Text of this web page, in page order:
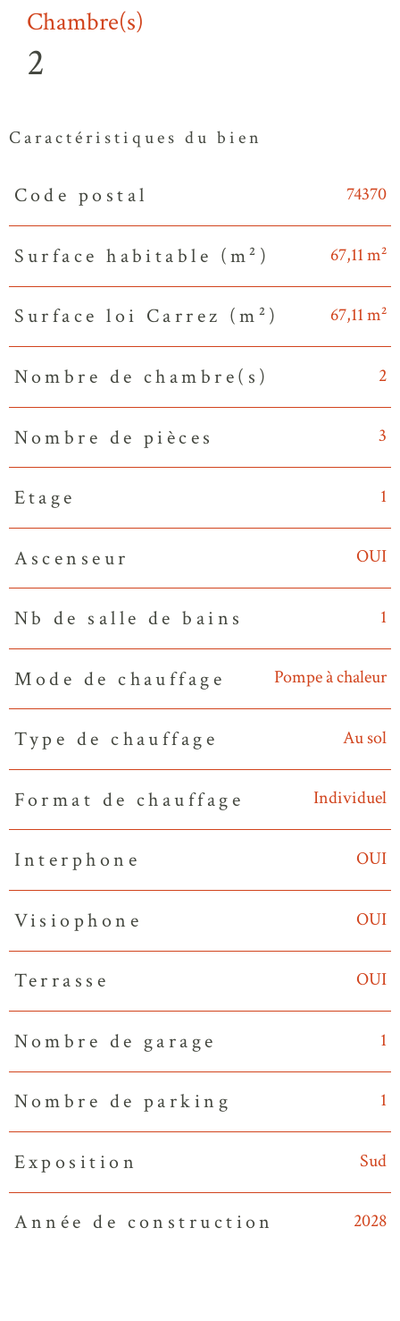
Chambre(s)
2
Caractéristiques du bien
Caractéristiques Valeurs
Code postal 74370
Surface habitable (m²) 67,11 m²
Surface loi Carrez (m²) 67,11 m²
Nombre de chambre(s) 2
Nombre de pièces 3
Etage 1
Ascenseur OUI
Nb de salle de bains 1
Mode de chauffage Pompe à chaleur
Type de chauffage Au sol
Format de chauffage Individuel
Interphone OUI
Visiophone OUI
Terrasse OUI
Nombre de garage 1
Nombre de parking 1
Exposition Sud
Année de construction 2028